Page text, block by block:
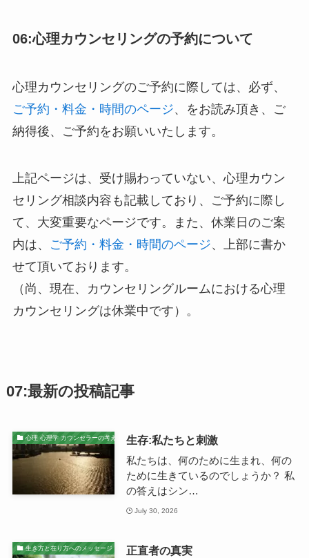
06:心理カウンセリングの予約について
心理カウンセリングのご予約に際しては、必ず、
ご予約・料金・時間のページ、をお読み頂き、ご
納得後、ご予約をお願いいたします。
上記ページは、受け賜わっていない、心理カウン
セリング相談内容も記載しており、ご予約に際し
て、大変重要なページです。また、休業日のご案
内は、
ご予約・料金・時間のページ、上部に書か
せて頂いております。
（尚、現在、カウンセリングルームにおける心理
カウンセリングは休業中です）。
07:最新の投稿記事
心理 心理学 カウンセラーの考え 生存:私たちと刺激
私たちは、何のために生まれ、何の
ために生きているのでしょうか？ 私
の答えはシン…
July 30, 2026
生き方と在り方へのメッセージ 正直者の真実